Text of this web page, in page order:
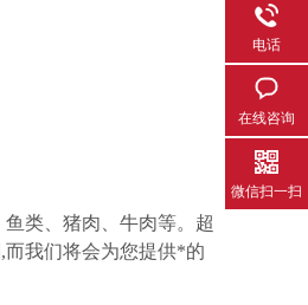
类、猪肉、牛肉等。超
我们将会为您提供*的
电话
在线咨询
微信扫一扫